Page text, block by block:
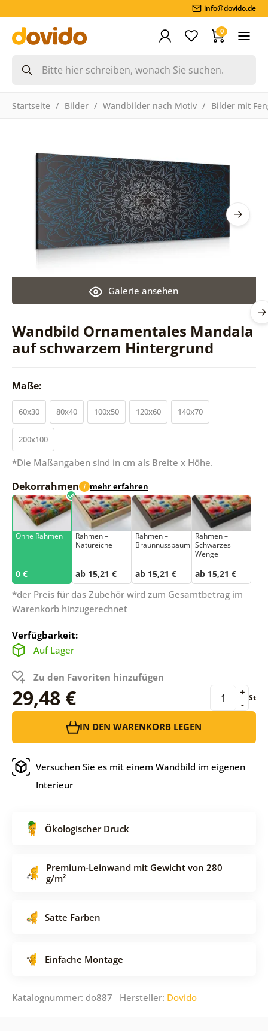
info@dovido.de
0
Startseite Bilder Wandbilder nach Motiv Bilder mit
Wandbild Ornamentales Mandala
auf schwarzem Hintergrund
Galerie ansehen
Maße:
60x30 80x40 100x50 120x60 140x70
200x100
*Die Maßangaben sind in cm als Breite x Höhe.
Dekorrahmen i mehr erfahren
Ohne Rahmen
0 €
Rahmen –
Natureiche
ab 15,21 €
Rahmen –
Braunnussbaum
ab 15,21 €
Rahmen –
Schwarzes
Wenge
ab 15,21 €
*der Preis für das Zubehör wird zum Gesamtbetrag im
Warenkorb hinzugerechnet
Verfügbarkeit:
Auf Lager
Zu den Favoriten hinzufügen
29,48 € -
+ St
IN DEN WARENKORB LEGEN
Versuchen Sie es mit einem Wandbild im eigenen
Interieur
Ökologischer Druck
Premium-Leinwand mit Gewicht von 280
g/m²
Satte Farben
Einfache Montage
Katalognummer: do887 Hersteller: Dovido